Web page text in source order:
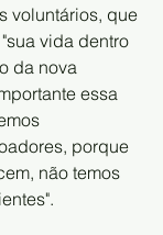
voluntários, que
vida dentro
da nova
essa
porque
não temos